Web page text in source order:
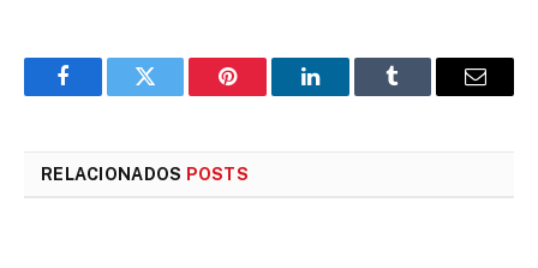
FacebookTwitter Pinterest LinkedInTumblr
E-
RELACIONADOS POSTS